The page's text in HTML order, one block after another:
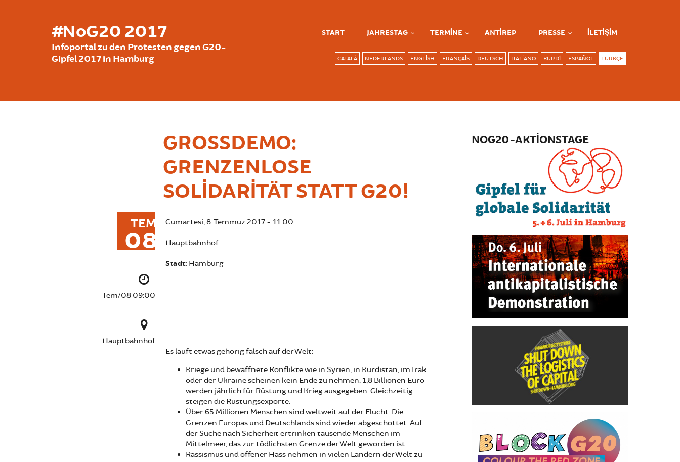
#NoG20 2017
Infoportal zu den Protesten gegen G20-
Gipfel 2017 in Hamburg
START JAHRESTAG TERMINE ANTIREP PRESSE İLETIŞIM
CATALÀ NEDERLANDS ENGLISH FRANÇAIS DEUTSCH ITALIANO KURDÎ ESPAÑOL TÜRKÇE
GROSSDEMO: G
RENZENLOSE S
OLIDARITÄT STATT G20!
TEM
08
Tem/08 09:00
Hauptbahnhof
Cumartesi, 8. Temmuz 2017 - 11:00
Hauptbahnhof
Stadt: Hamburg
Es läuft etwas gehörig falsch auf der Welt:
Kriege und bewaffnete Konflikte wie in Syrien, in Kurdistan, im Irak
oder der Ukraine scheinen kein Ende zu nehmen. 1,8 Billionen Euro
werden jährlich für Rüstung und Krieg ausgegeben. Gleichzeitig
steigen die Rüstungsexporte.
Über 65 Millionen Menschen sind weltweit auf der Flucht. Die
Grenzen Europas und Deutschlands sind wieder abgeschottet. Auf
der Suche nach Sicherheit ertrinken tausende Menschen im
Mittelmeer, das zur tödlichsten Grenze der Welt geworden ist.
Rassismus und offener Hass nehmen in vielen Ländern der Welt zu –
NOG20-AKTIONSTAGE